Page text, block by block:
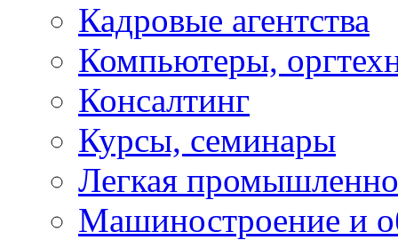
Кадровые агентства
Компьютеры,
Консалтинг
Курсы, семинары
Легкая
Машиностроение и